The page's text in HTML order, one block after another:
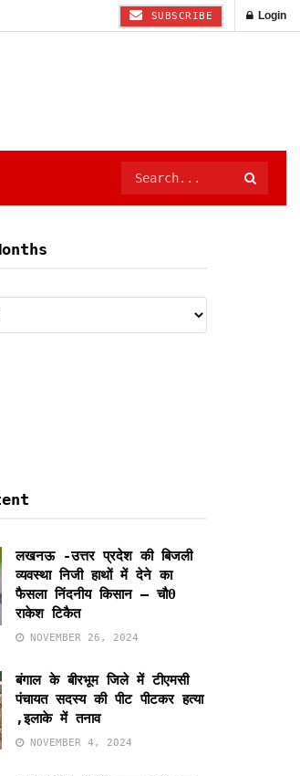
SUBSCRIBE Login
लखनऊ -उत्तर प्रदेश की बिजली
व्यवस्था निजी हाथों में देने का
फैसला निंदनीय किसान – चौ0
राकेश टिकैत
NOVEMBER 26, 2024
बंगाल के बीरभूम जिले में टीएमसी
पंचायत सदस्य की पीट पीटकर हत्या
,इलाके में तनाव
NOVEMBER 4, 2024